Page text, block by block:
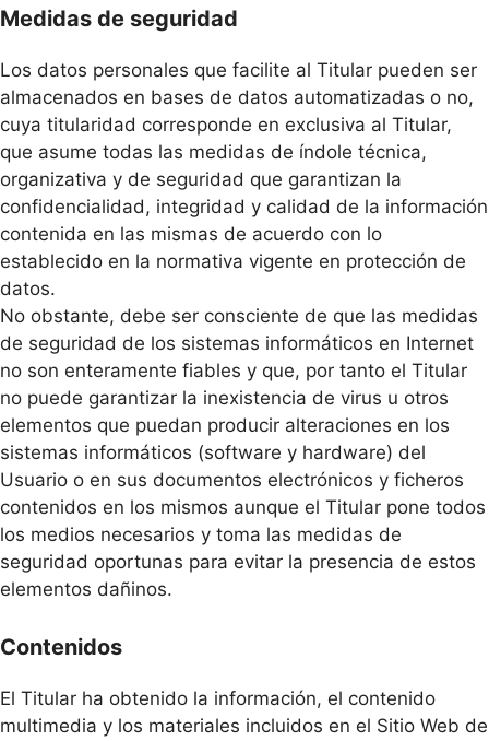
Medidas de seguridad
Los datos personales que facilite al Titular pueden ser
almacenados en bases de datos automatizadas o no,
cuya titularidad corresponde en exclusiva al Titular,
que asume todas las medidas de índole técnica,
organizativa y de seguridad que garantizan la
confidencialidad, integridad y calidad de la información
contenida en las mismas de acuerdo con lo
establecido en la normativa vigente en protección de
datos.
No obstante, debe ser consciente de que las medidas
de seguridad de los sistemas informáticos en Internet
no son enteramente fiables y que, por tanto el Titular
no puede garantizar la inexistencia de virus u otros
elementos que puedan producir alteraciones en los
sistemas informáticos (software y hardware) del
Usuario o en sus documentos electrónicos y ficheros
contenidos en los mismos aunque el Titular pone todos
los medios necesarios y toma las medidas de
seguridad oportunas para evitar la presencia de estos
elementos dañinos.
Contenidos
El Titular ha obtenido la información, el contenido
multimedia y los materiales incluidos en el Sitio Web de